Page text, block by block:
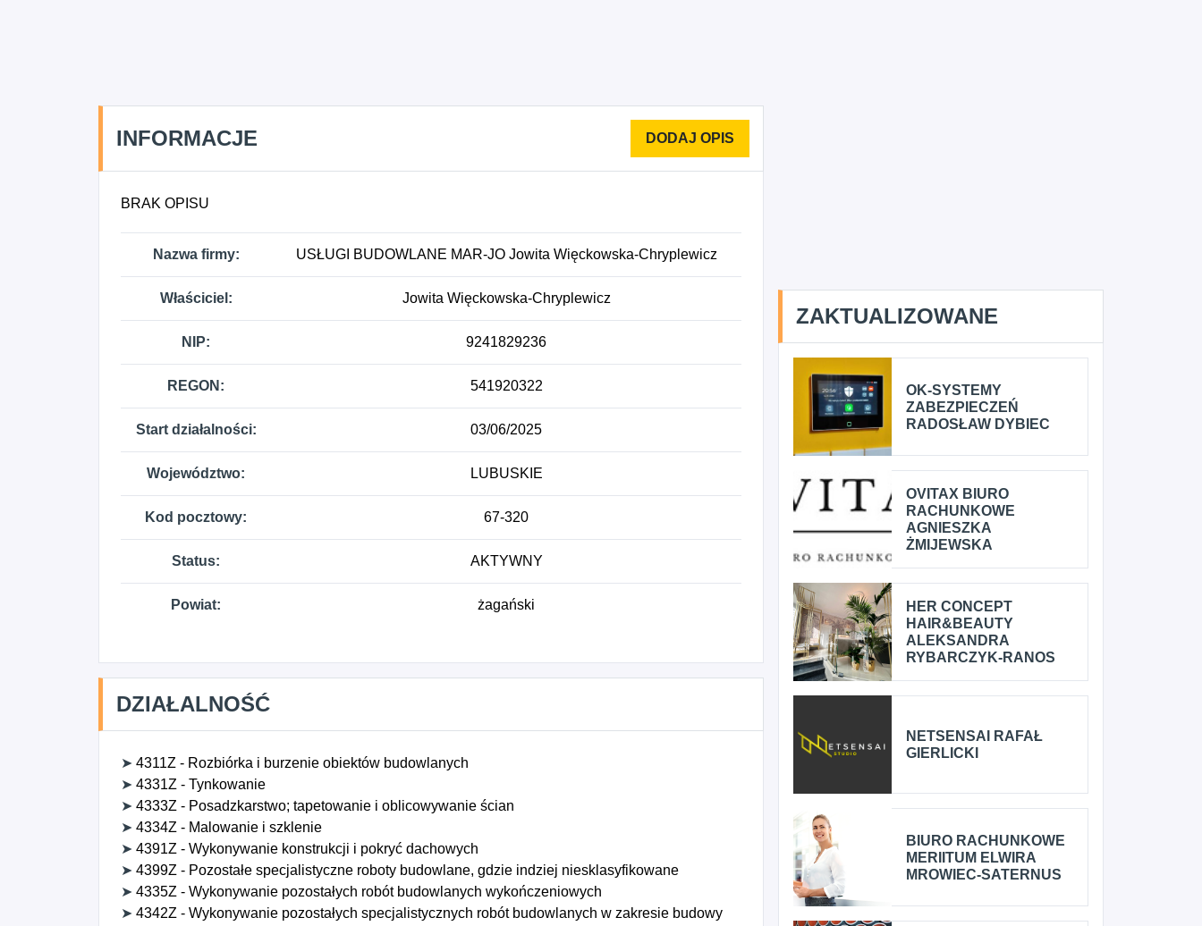
INFORMACJE
BRAK OPISU
Nazwa firmy: USŁUGI BUDOWLANE MAR-JO Jowita Więckowska-Chryplewicz
Właściciel: Jowita Więckowska-Chryplewicz
NIP: 9241829236
REGON: 541920322
Start działalności: 03/06/2025
Województwo: LUBUSKIE
Kod pocztowy: 67-320
Status: AKTYWNY
Powiat: żagański
DZIAŁALNOŚĆ
➤ 4311Z - Rozbiórka i burzenie obiektów budowlanych
➤ 4331Z - Tynkowanie
➤ 4333Z - Posadzkarstwo; tapetowanie i oblicowywanie ścian
➤ 4334Z - Malowanie i szklenie
➤ 4391Z - Wykonywanie konstrukcji i pokryć dachowych
➤ 4399Z - Pozostałe specjalistyczne roboty budowlane, gdzie indziej niesklasyfikowane
➤ 4335Z - Wykonywanie pozostałych robót budowlanych wykończeniowych
➤ 4342Z - Wykonywanie pozostałych specjalistycznych robót budowlanych w zakresie budowy
ZAKTUALIZOWANE
OK-SYSTEMY
ZABEZPIECZEŃ
RADOSŁAW DYBIEC
OVITAX BIURO
RACHUNKOWE
AGNIESZKA
ŻMIJEWSKA
HER CONCEPT
HAIR&BEAUTY
ALEKSANDRA
RYBARCZYK-RANOS
NETSENSAI RAFAŁ
GIERLICKI
BIURO RACHUNKOWE
MERIITUM ELWIRA
MROWIEC-SATERNUS